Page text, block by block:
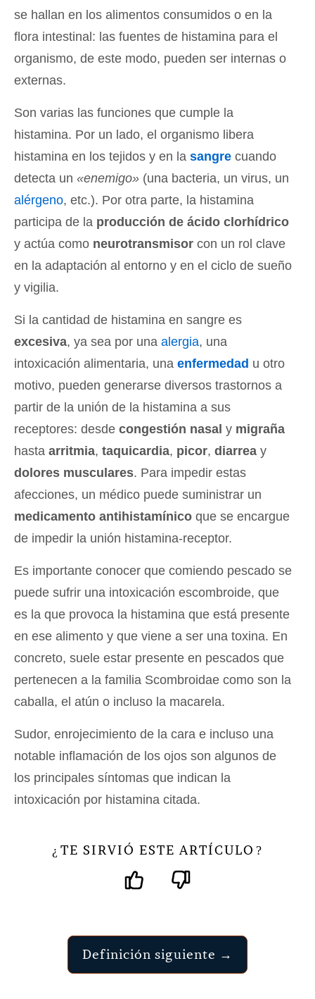
se hallan en los alimentos consumidos o en la
flora intestinal: las fuentes de histamina para el
organismo, de este modo, pueden ser internas o
externas.
Son varias las funciones que cumple la
histamina. Por un lado, el organismo libera
histamina en los tejidos y en la sangre cuando
detecta un «enemigo» (una bacteria, un virus, un
alérgeno, etc.). Por otra parte, la histamina
participa de la producción de ácido clorhídrico
y actúa como neurotransmisor con un rol clave
en la adaptación al entorno y en el ciclo de sueño
y vigilia.
Si la cantidad de histamina en sangre es
excesiva, ya sea por una alergia, una
intoxicación alimentaria, una enfermedad u otro
motivo, pueden generarse diversos trastornos a
partir de la unión de la histamina a sus
receptores: desde congestión nasal y migraña
hasta arritmia, taquicardia, picor, diarrea y
dolores musculares. Para impedir estas
afecciones, un médico puede suministrar un
medicamento antihistamínico que se encargue
de impedir la unión histamina-receptor.
Es importante conocer que comiendo pescado se
puede sufrir una intoxicación escombroide, que
es la que provoca la histamina que está presente
en ese alimento y que viene a ser una toxina. En
concreto, suele estar presente en pescados que
pertenecen a la familia Scombroidae como son la
caballa, el atún o incluso la macarela.
Sudor, enrojecimiento de la cara e incluso una
notable inflamación de los ojos son algunos de
los principales síntomas que indican la
intoxicación por histamina citada.
¿ TE SIRVIÓ ESTE ARTÍCULO ?
Definición siguiente →